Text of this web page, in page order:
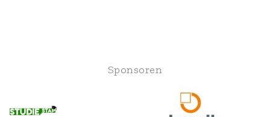
Sponsoren